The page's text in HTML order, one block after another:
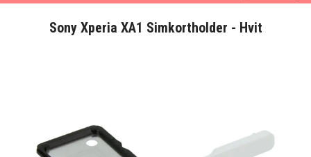
Sony Xperia XA1 Simkortholder - Hvit